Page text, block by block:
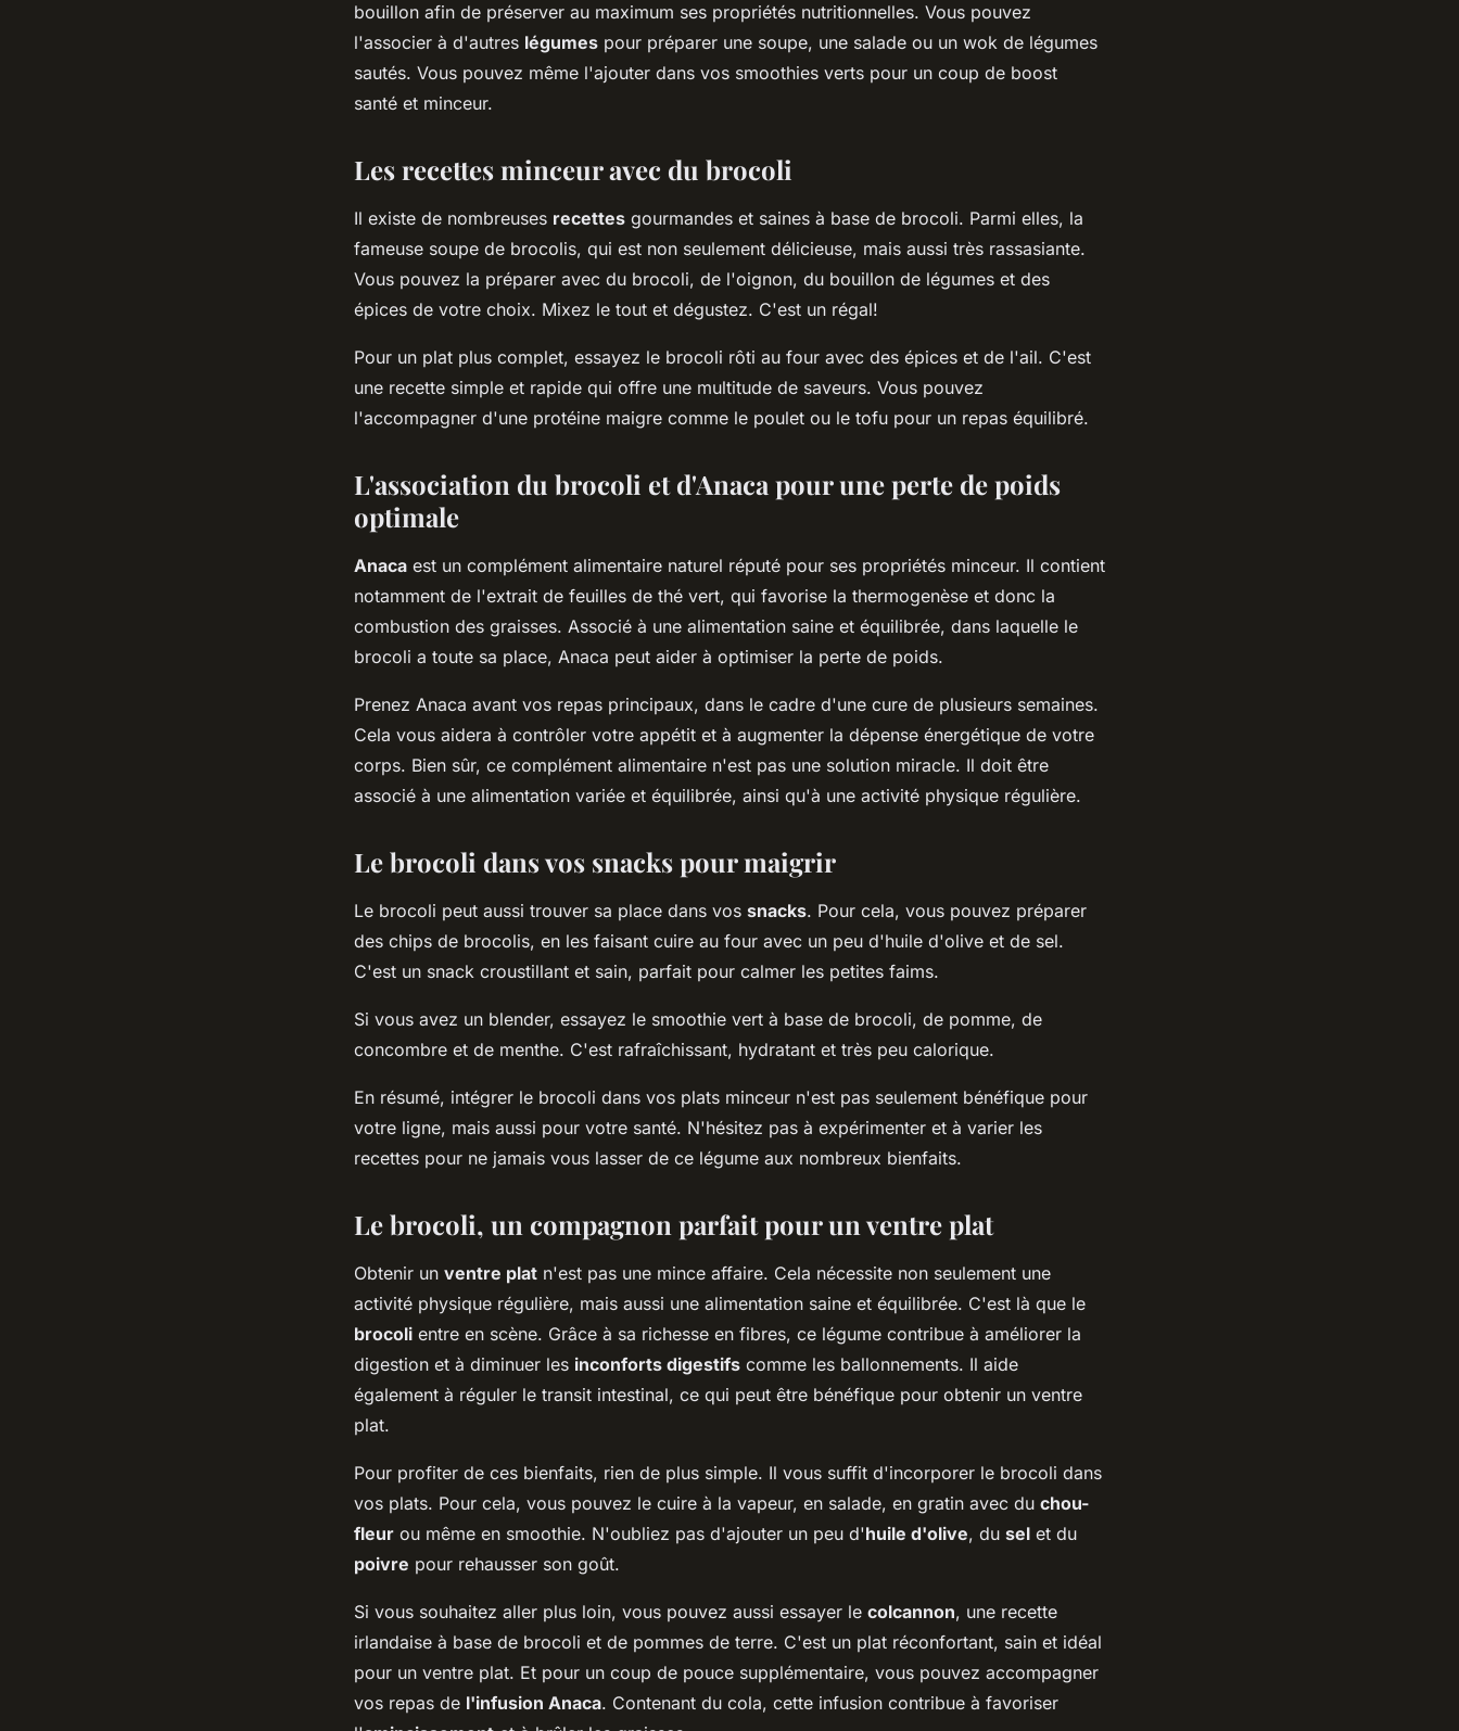
bouillon afin de préserver au maximum ses propriétés nutritionnelles. Vous pouvez
l'associer à d'autres légumes pour préparer une soupe, une salade ou un wok de légumes
sautés. Vous pouvez même l'ajouter dans vos smoothies verts pour un coup de boost
santé et minceur.
Les recettes minceur avec du brocoli
Il existe de nombreuses recettes gourmandes et saines à base de brocoli. Parmi elles, la
fameuse soupe de brocolis, qui est non seulement délicieuse, mais aussi très rassasiante.
Vous pouvez la préparer avec du brocoli, de l'oignon, du bouillon de légumes et des
épices de votre choix. Mixez le tout et dégustez. C'est un régal!
Pour un plat plus complet, essayez le brocoli rôti au four avec des épices et de l'ail. C'est
une recette simple et rapide qui offre une multitude de saveurs. Vous pouvez
l'accompagner d'une protéine maigre comme le poulet ou le tofu pour un repas équilibré.
L'association du brocoli et d'Anaca pour une perte de poids
optimale
Anaca est un complément alimentaire naturel réputé pour ses propriétés minceur. Il contient
notamment de l'extrait de feuilles de thé vert, qui favorise la thermogenèse et donc la
combustion des graisses. Associé à une alimentation saine et équilibrée, dans laquelle le
brocoli a toute sa place, Anaca peut aider à optimiser la perte de poids.
Prenez Anaca avant vos repas principaux, dans le cadre d'une cure de plusieurs semaines.
Cela vous aidera à contrôler votre appétit et à augmenter la dépense énergétique de votre
corps. Bien sûr, ce complément alimentaire n'est pas une solution miracle. Il doit être
associé à une alimentation variée et équilibrée, ainsi qu'à une activité physique régulière.
Le brocoli dans vos snacks pour maigrir
Le brocoli peut aussi trouver sa place dans vos snacks. Pour cela, vous pouvez préparer
des chips de brocolis, en les faisant cuire au four avec un peu d'huile d'olive et de sel.
C'est un snack croustillant et sain, parfait pour calmer les petites faims.
Si vous avez un blender, essayez le smoothie vert à base de brocoli, de pomme, de
concombre et de menthe. C'est rafraîchissant, hydratant et très peu calorique.
En résumé, intégrer le brocoli dans vos plats minceur n'est pas seulement bénéfique pour
votre ligne, mais aussi pour votre santé. N'hésitez pas à expérimenter et à varier les
recettes pour ne jamais vous lasser de ce légume aux nombreux bienfaits.
Le brocoli, un compagnon parfait pour un ventre plat
Obtenir un ventre plat n'est pas une mince affaire. Cela nécessite non seulement une
activité physique régulière, mais aussi une alimentation saine et équilibrée. C'est là que le
brocoli entre en scène. Grâce à sa richesse en fibres, ce légume contribue à améliorer la
digestion et à diminuer les inconforts digestifs comme les ballonnements. Il aide
également à réguler le transit intestinal, ce qui peut être bénéfique pour obtenir un ventre
plat.
Pour profiter de ces bienfaits, rien de plus simple. Il vous suffit d'incorporer le brocoli dans
vos plats. Pour cela, vous pouvez le cuire à la vapeur, en salade, en gratin avec du chou-
fleur ou même en smoothie. N'oubliez pas d'ajouter un peu d'huile d'olive, du sel et du
poivre pour rehausser son goût.
Si vous souhaitez aller plus loin, vous pouvez aussi essayer le colcannon, une recette
irlandaise à base de brocoli et de pommes de terre. C'est un plat réconfortant, sain et idéal
pour un ventre plat. Et pour un coup de pouce supplémentaire, vous pouvez accompagner
vos repas de l'infusion Anaca. Contenant du cola, cette infusion contribue à favoriser